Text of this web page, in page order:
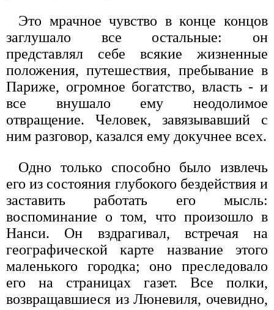
Это мрачное чувство в конце концов
заглушало все остальные: он
представлял себе всякие жизненные
положения, путешествия, пребывание в
Париже, огромное богатство, власть - и
все внушало ему неодолимое
отвращение. Человек, завязывавший с
ним разговор, казался ему докучнее всех.
Одно только способно было извлечь
его из состояния глубокого бездействия и
заставить работать его мысль:
воспоминание о том, что произошло в
Нанси. Он вздрагивал, встречая на
географической карте название этого
маленького городка; оно преследовало
его на страницах газет. Все полки,
возвращавшиеся из Люневиля, очевидно,